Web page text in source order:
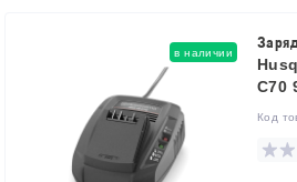
в наличии
C70
Код